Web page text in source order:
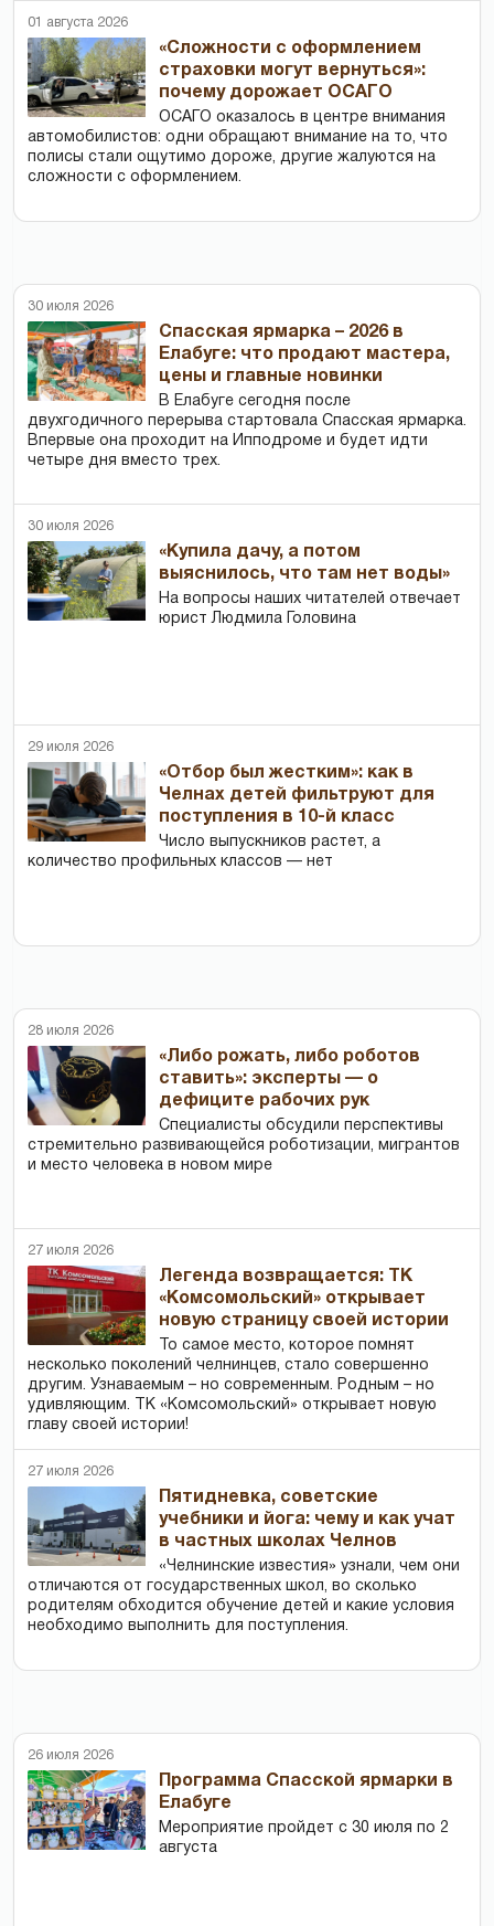
01 августа 2026
«Сложности с оформлением
страховки могут вернуться»:
почему дорожает ОСАГО
ОСАГО оказалось в центре внимания
автомобилистов: одни обращают внимание на то, что
полисы стали ощутимо дороже, другие жалуются на
сложности с оформлением.
30 июля 2026
Спасская ярмарка – 2026 в
Елабуге: что продают мастера,
цены и главные новинки
В Елабуге сегодня после
двухгодичного перерыва стартовала Спасская ярмарка.
Впервые она проходит на Ипподроме и будет идти
четыре дня вместо трех.
30 июля 2026
«Купила дачу, а потом
выяснилось, что там нет воды»
На вопросы наших читателей отвечает
юрист Людмила Головина
29 июля 2026
«Отбор был жестким»: как в
Челнах детей фильтруют для
поступления в 10-й класс
Число выпускников растет, а
количество профильных классов — нет
28 июля 2026
«Либо рожать, либо роботов
ставить»: эксперты — о
дефиците рабочих рук
Специалисты обсудили перспективы
стремительно развивающейся роботизации, мигрантов
и место человека в новом мире
27 июля 2026
Легенда возвращается: ТК
«Комсомольский» открывает
новую страницу своей истории
То самое место, которое помнят
несколько поколений челнинцев, стало совершенно
другим. Узнаваемым – но современным. Родным – но
удивляющим. ТК «Комсомольский» открывает новую
главу своей истории!
27 июля 2026
Пятидневка, советские
учебники и йога: чему и как учат
в частных школах Челнов
«Челнинские известия» узнали, чем они
отличаются от государственных школ, во сколько
родителям обходится обучение детей и какие условия
необходимо выполнить для поступления.
26 июля 2026
Программа Спасской ярмарки в
Елабуге
Мероприятие пройдет с 30 июля по 2
августа